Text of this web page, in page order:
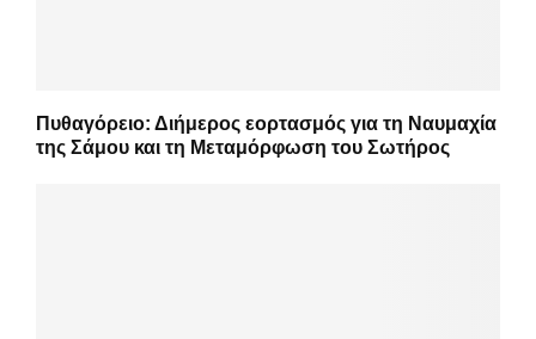
Πυθαγόρειο: Διήμερος εορτασμός για τη Ναυμαχία
της Σάμου και τη Μεταμόρφωση του Σωτήρος